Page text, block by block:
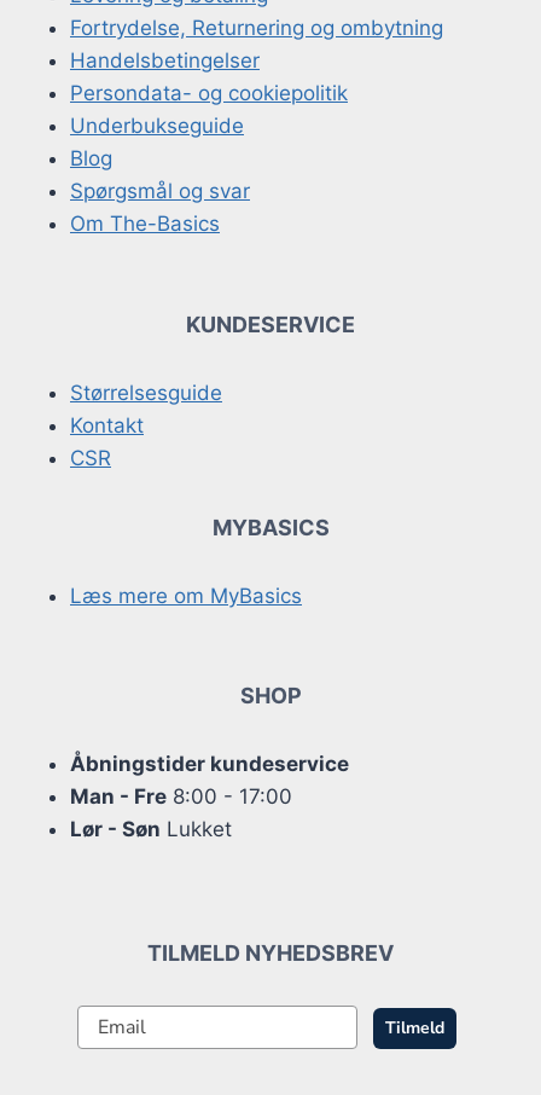
Fortrydelse, Returnering og ombytning
Handelsbetingelser
Persondata- og cookiepolitik
Underbukseguide
Blog
Spørgsmål og svar
Om The-Basics
KUNDESERVICE
Størrelsesguide
Kontakt
CSR
MYBASICS
Læs mere om MyBasics
SHOP
Åbningstider kundeservice
Man - Fre 8:00 - 17:00
Lør - Søn Lukket
TILMELD NYHEDSBREV
Tilmeld